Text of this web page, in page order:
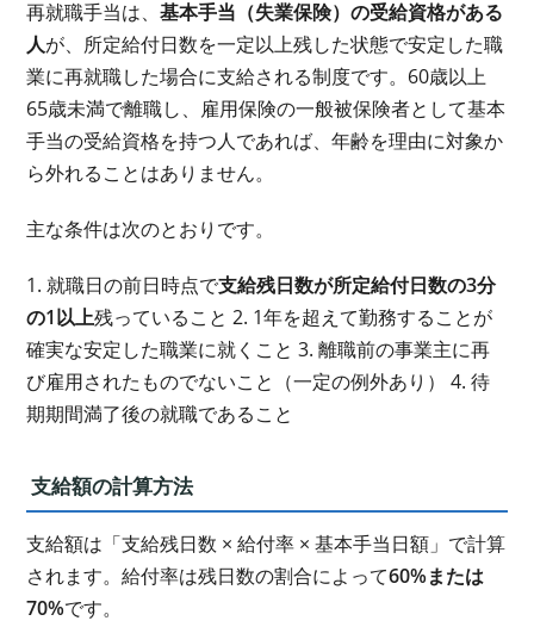
再就職手当は、基本手当（失業保険）の受給資格がある
人が、所定給付日数を一定以上残した状態で安定した職
業に再就職した場合に支給される制度です。60歳以上
65歳未満で離職し、雇用保険の一般被保険者として基本
手当の受給資格を持つ人であれば、年齢を理由に対象か
ら外れることはありません。
主な条件は次のとおりです。
1. 就職日の前日時点で支給残日数が所定給付日数の3分
の1以上残っていること 2. 1年を超えて勤務することが
確実な安定した職業に就くこと 3. 離職前の事業主に再
び雇用されたものでないこと（一定の例外あり） 4. 待
期期間満了後の就職であること
支給額の計算方法
支給額は「支給残日数 × 給付率 × 基本手当日額」で計算
されます。給付率は残日数の割合によって60%または
70%です。